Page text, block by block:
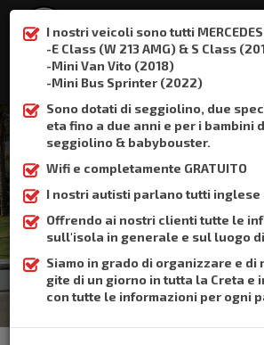
I nostri veicoli sono tutti MERCEDES
-E Class (W 213 AMG) & S Class
-Mini Van Vito (2018)
-Mini Bus Sprinter (2022)
Sono dotati di seggiolino, due
eta fino a due anni e per i bambini
seggiolino & babybouster.
Wifi e completamente GRATUITO
I nostri autisti parlano tutti inglese
Offrendo ai nostri clienti tutte le
sull'isola in generale e sul luogo
Siamo in grado di organizzare e di
gite di un giorno in tutta la Creta e
con tutte le informazioni per ogni
+306932337015
Panormo
Home